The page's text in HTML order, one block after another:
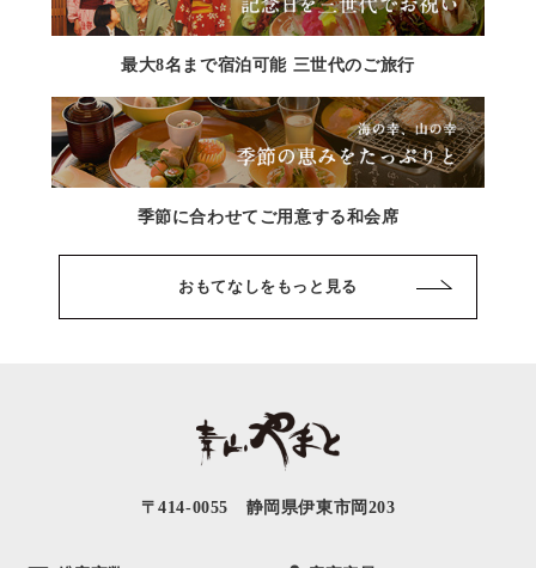
最大8名まで宿泊可能 三世代のご旅行
季節に合わせてご用意する和会席
おもてなしをもっと見る
〒414-0055 静岡県伊東市岡203